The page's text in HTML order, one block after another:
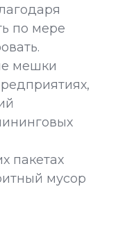
по мере
мешки
пакетах
мусор